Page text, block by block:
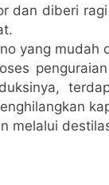
dan diberi
yang mudah
melalui